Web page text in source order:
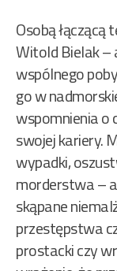
Osobą łączącą
Witold Bielak –
wspólnego
go w
wspomnienia o
swojej kariery.
wypadki,
morderstwa –
skąpane
przestępstwa
prostacki czy